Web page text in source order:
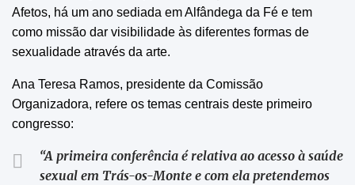
Afetos, há um ano sediada em Alfândega da Fé e tem
como missão dar visibilidade às diferentes formas de
sexualidade através da arte.
Ana Teresa Ramos, presidente da Comissão
Organizadora, refere os temas centrais deste primeiro
congresso:
“A primeira conferência é relativa ao acesso à saúde
sexual em Trás-os-Monte e com ela pretendemos